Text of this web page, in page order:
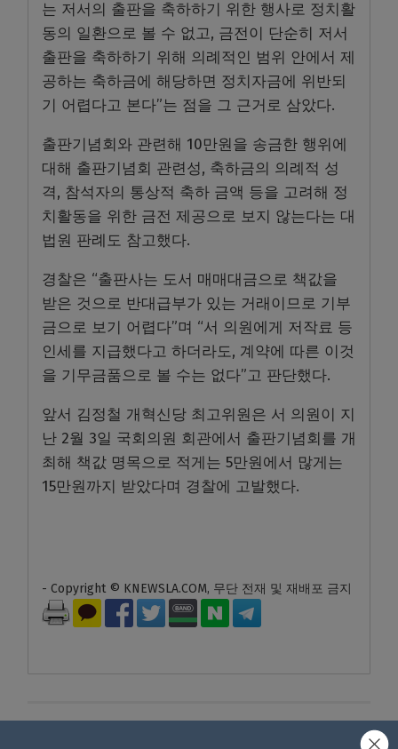
는 저서의 출판을 축하하기 위한 행사로 정치활
동의 일환으로 볼 수 없고, 금전이 단순히 저서
출판을 축하하기 위해 의례적인 범위 안에서 제
공하는 축하금에 해당하면 정치자금에 위반되
기 어렵다고 본다”는 점을 그 근거로 삼았다.
출판기념회와 관련해 10만원을 송금한 행위에
대해 출판기념회 관련성, 축하금의 의례적 성
격, 참석자의 통상적 축하 금액 등을 고려해 정
치활동을 위한 금전 제공으로 보지 않는다는 대
법원 판례도 참고했다.
경찰은 “출판사는 도서 매매대금으로 책값을
받은 것으로 반대급부가 있는 거래이므로 기부
금으로 보기 어렵다”며 “서 의원에게 저작료 등
인세를 지급했다고 하더라도, 계약에 따른 이것
을 기무금품으로 볼 수는 없다”고 판단했다.
앞서 김정철 개혁신당 최고위원은 서 의원이 지
난 2월 3일 국회의원 회관에서 출판기념회를 개
최해 책값 명목으로 적게는 5만원에서 많게는
15만원까지 받았다며 경찰에 고발했다.
- Copyright © KNEWSLA.COM, 무단 전재 및 재배포 금지